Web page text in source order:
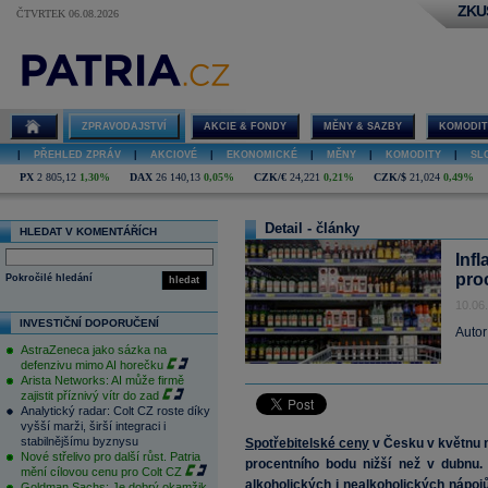
ČTVRTEK 06.08.2026
ZPRAVODAJSTVÍ AKCIE & FONDY MĚNY & SAZBY
PŘEHLED ZPRÁV AKCIOVÉ EKONOMICKÉ MĚNY KOMODITY
PX 2 805,12 1,30% DAX 26 140,13 0,05% CZK/€ 24,221 0,21% CZK/$ 21,024 0,49%
HLEDAT V KOMENTÁŘÍCH
hledat
Pokročilé hledání
INVESTIČNÍ DOPORUČENÍ
AstraZeneca jako sázka na
defenzivu mimo AI horečku
Arista Networks: AI může firmě
zajistit příznivý vítr do zad
Analytický radar: Colt CZ roste díky
vyšší marži, širší integraci i
stabilnějšímu byznysu
Nové střelivo pro další růst. Patria
mění cílovou cenu pro Colt CZ
Detail - články
Spotřebitelské ceny v Česku v květnu
procentního bodu nižší než v
alkoholických i nealkoholických